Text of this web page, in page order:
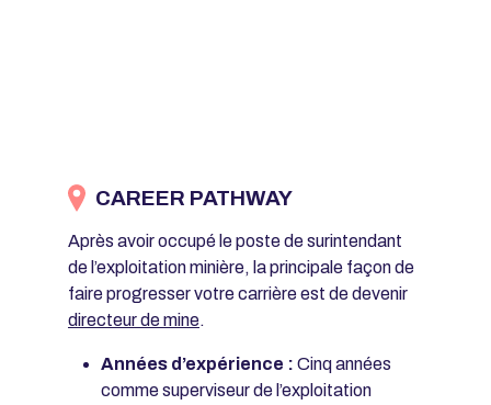
CAREER PATHWAY
Après avoir occupé le poste de surintendant
de l’exploitation minière, la principale façon de
faire progresser votre carrière est de devenir
directeur de mine.
Années d’expérience : Cinq années
comme superviseur de l’exploitation